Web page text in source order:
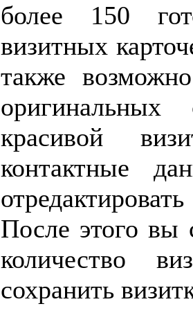
более 150
визитных
также
красивой
контактные
После этого вы
количество
сохранить